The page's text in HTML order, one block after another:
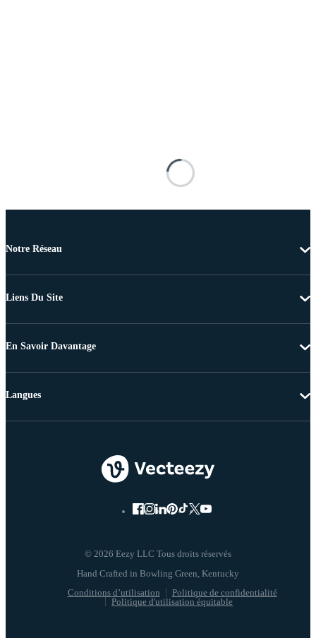
Notre Réseau
Liens Du Site
En Savoir Davantage
© 2026 Eezy LLC Tous droits réservés
Conditions d’utilisation
Politique de confidentialité
Politique d'utilisation équitable
Langues